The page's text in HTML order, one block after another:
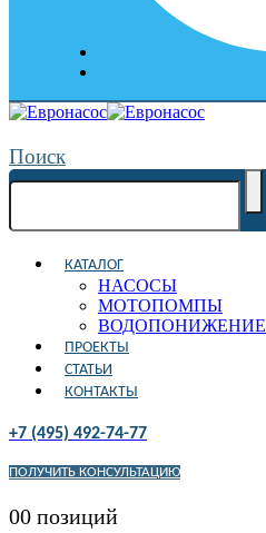
Поиск
КАТАЛОГ
НАСОСЫ
МОТОПОМПЫ
ВОДОПОНИЖЕНИЕ
ПРОЕКТЫ
СТАТЬИ
КОНТАКТЫ
+7 (495) 492-74-77
ПОЛУЧИТЬ КОНСУЛЬТАЦИЮ
00 позиций